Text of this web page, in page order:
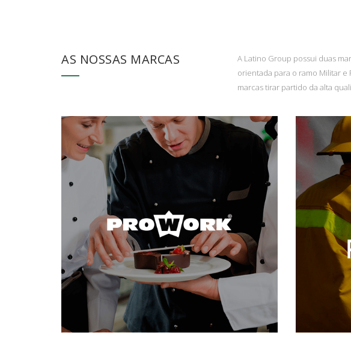
AS NOSSAS MARCAS A Latino Group possui duas
orientada para o ramo Militar e
marcas tirar partido da alta